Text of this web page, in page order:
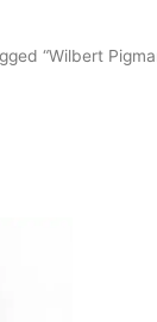
“Wilbert